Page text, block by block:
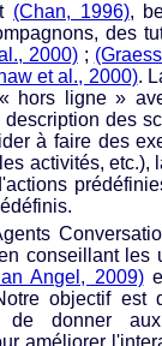
(Chan, 1996),
des
2000);
et al., 2000).
ligne »
des
à faire des
activités, etc.),
conseillant les
Angel, 2009)
objectif est
de donner
améliorer